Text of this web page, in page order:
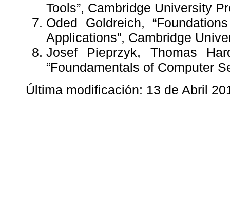
Tools”, Cambridge University
Oded Goldreich,
Applications”, Cambridge
Josef Pieprzyk, Thomas
“Foundamentals of Computer
Última modificación: 13 de Abril